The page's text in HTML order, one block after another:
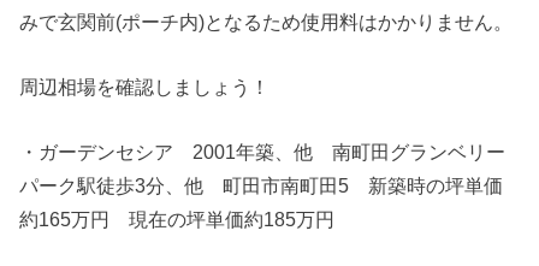
みで玄関前(ポーチ内)となるため使用料はかかりません。
周辺相場を確認しましょう！
・ガーデンセシア 2001年築、他 南町田グランベリー
パーク駅徒歩3分、他 町田市南町田5 新築時の坪単価
約165万円 現在の坪単価約185万円